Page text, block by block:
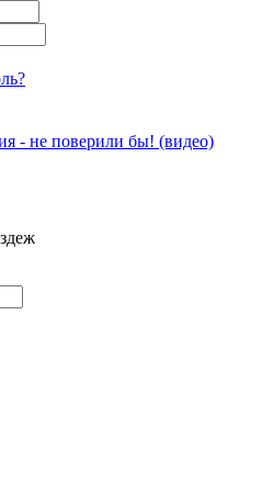
- не поверили бы! (видео)